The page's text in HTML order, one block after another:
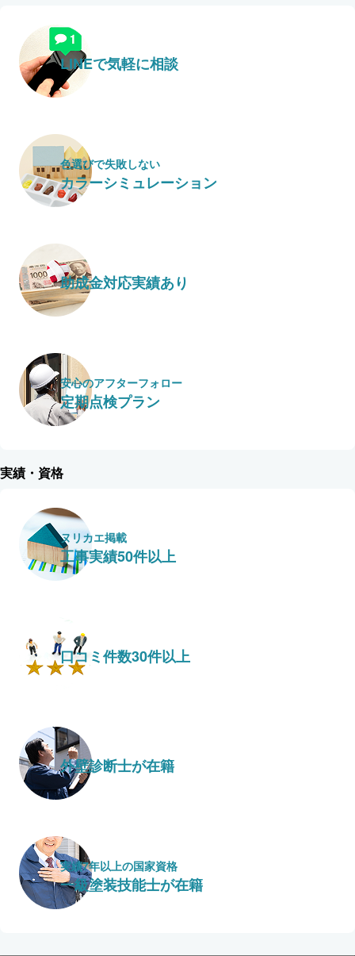
LINEで気軽に相談
色選びで失敗しない
カラーシミュレーション
助成金対応実績あり
安心のアフターフォロー
定期点検プラン
実績・資格
ヌリカエ掲載
工事実績50件以上
口コミ件数30件以上
外壁診断士が在籍
実績7年以上の国家資格
一級塗装技能士が在籍